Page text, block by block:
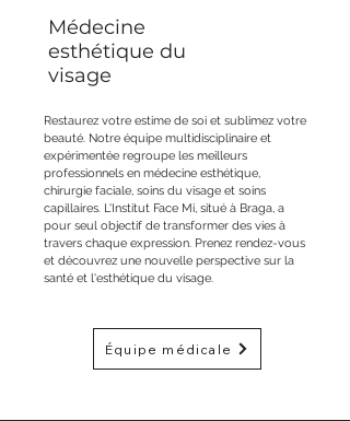
Médecine
esthétique du
visage
Restaurez votre estime de soi et sublimez votre
beauté. Notre équipe multidisciplinaire et
expérimentée regroupe les meilleurs
professionnels en médecine esthétique,
chirurgie faciale, soins du visage et soins
capillaires. L'Institut Face Mi, situé à Braga, a
pour seul objectif de transformer des vies à
travers chaque expression. Prenez rendez-vous
et découvrez une nouvelle perspective sur la
santé et l'esthétique du visage.
Équipe médicale